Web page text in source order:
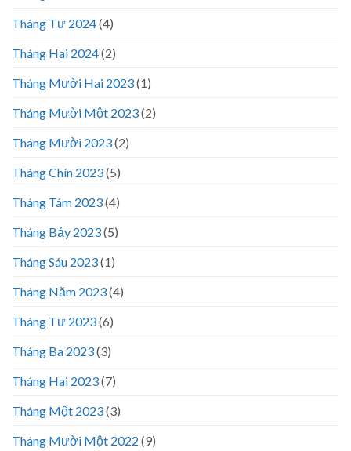
Tháng Tư 2024(4)
Tháng Hai 2024(2)
Tháng Mười Hai 2023(1)
Tháng Mười Một 2023(2)
Tháng Mười 2023(2)
Tháng Chín 2023(5)
Tháng Tám 2023(4)
Tháng Bảy 2023(5)
Tháng Sáu 2023(1)
Tháng Năm 2023(4)
Tháng Tư 2023(6)
Tháng Ba 2023(3)
Tháng Hai 2023(7)
Tháng Một 2023(3)
Tháng Mười Một 2022 (9)